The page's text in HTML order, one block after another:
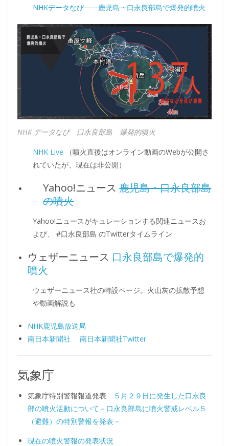
NHKデータなび 鹿児島・口永良部島で爆発的噴火
NHK データなび 口永良部島 爆発的噴火
NHK Live （噴火直後はオンライン動画のWebが公開さ
れていたが、現在は非公開）
Yahoo!ニュース鹿児島・口永良部島
の噴火
Yahoo!ニュースがキュレーションする関連ニュースお
よび、 #口永良部島 のTwitterタイムライン
ウェザーニュース 口永良部島で爆発的
噴火
ウェザーニュース社の特設ページ。火山灰の拡散予想
や動画解説も
NHK鹿児島放送局
南日本新聞社
南日本新聞社Twitter
気象庁
気象庁特別警報報道発表
５月２９日に発生した口永良
部の噴火活動について－口永良部島に噴火警戒レベル５
（避難）の特別警報を発表－
現在の噴火警報の発表状況